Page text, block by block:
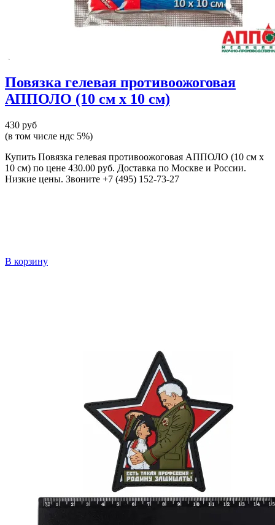
Повязка гелевая противоожоговая
АППОЛО (10 см x 10 см)
430 руб
(в том числе ндс 5%)
Купить Повязка гелевая противоожоговая АППОЛО (10 см x
10 см) по цене 430.00 руб. Доставка по Москве и России.
Низкие цены. Звоните +7 (495) 152-73-27
В корзину